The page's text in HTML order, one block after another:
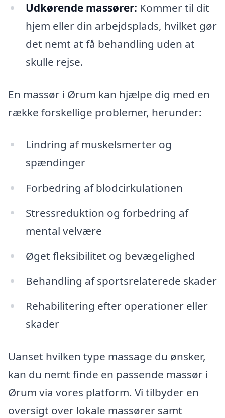
Udkørende massører: Kommer til dit
hjem eller din arbejdsplads, hvilket gør
det nemt at få behandling uden at
skulle rejse.
En massør i Ørum kan hjælpe dig med en
række forskellige problemer, herunder:
Lindring af muskelsmerter og
spændinger
Forbedring af blodcirkulationen
Stressreduktion og forbedring af
mental velvære
Øget fleksibilitet og bevægelighed
Behandling af sportsrelaterede skader
Rehabilitering efter operationer eller
skader
Uanset hvilken type massage du ønsker,
kan du nemt finde en passende massør i
Ørum via vores platform. Vi tilbyder en
oversigt over lokale massører samt